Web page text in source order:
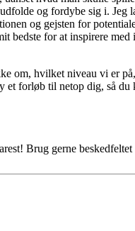
og fordybe sig i.
og gejsten for
for at inspirere
om, hvilket niveau vi er
forløb til netop dig, så du
Brug gerne